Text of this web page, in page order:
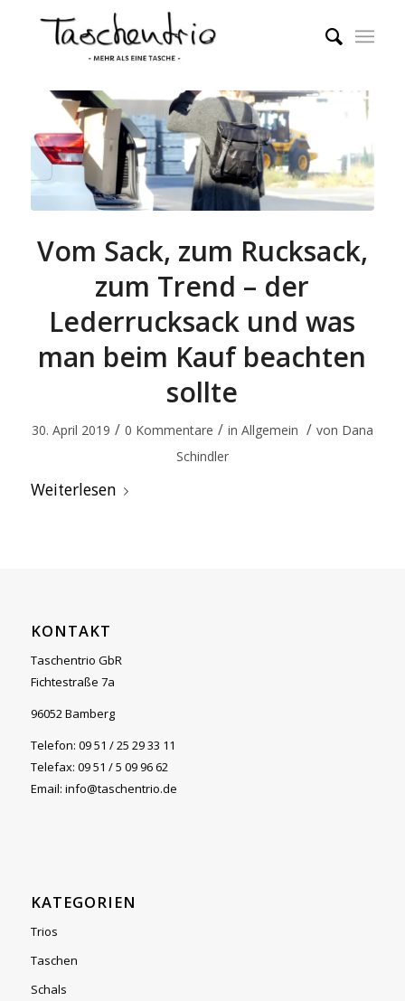
Vom Sack, zum Rucksack,
zum Trend – der
Lederrucksack und was
man beim Kauf beachten
sollte
30. April 2019 / 0 Kommentare / in Allgemein / von Dana
Schindler
Weiterlesen
KONTAKT
Taschentrio GbR
Fichtestraße 7a
96052 Bamberg
Telefon: 09 51 / 25 29 33 11
Telefax: 09 51 / 5 09 96 62
Email: info@taschentrio.de
KATEGORIEN
Trios
Taschen
Schals